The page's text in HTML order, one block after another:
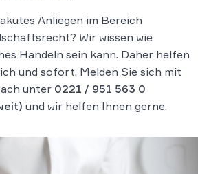
Anliegen im Bereich
Wir wissen wie
Handeln sein kann. Daher helfen
und sofort. Melden Sie sich mit
unter 0221 / 951 563 0
und wir helfen Ihnen gerne.